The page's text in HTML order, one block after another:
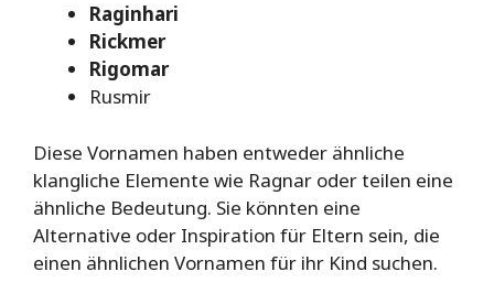
Raginhari
Rickmer
Rigomar
Rusmir
Diese Vornamen haben entweder ähnliche
klangliche Elemente wie Ragnar oder teilen eine
ähnliche Bedeutung. Sie könnten eine
Alternative oder Inspiration für Eltern sein, die
einen ähnlichen Vornamen für ihr Kind suchen.